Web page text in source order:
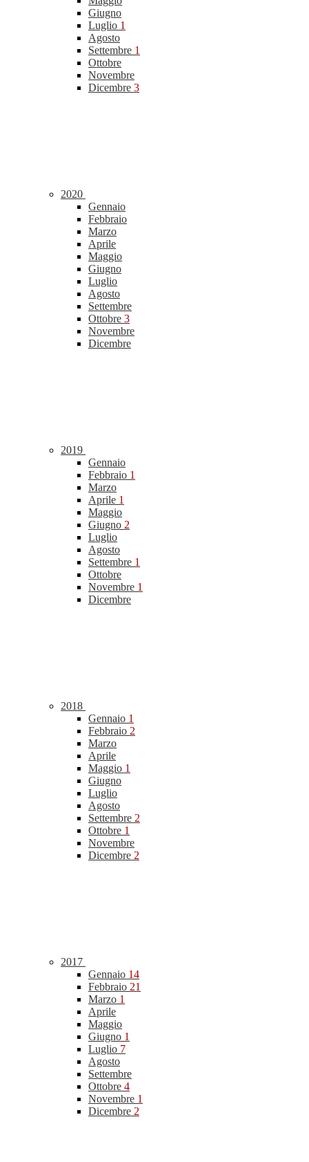
Giugno
Luglio 1
Agosto
Settembre 1
Ottobre
Novembre
Dicembre 3
2020
Gennaio
Febbraio
Marzo
Aprile
Maggio
Giugno
Luglio
Agosto
Settembre
Ottobre 3
Novembre
Dicembre
2019
Gennaio
Febbraio 1
Marzo
Aprile 1
Maggio
Giugno 2
Luglio
Agosto
Settembre 1
Ottobre
Novembre 1
Dicembre
2018
Gennaio 1
Febbraio 2
Marzo
Aprile
Maggio 1
Giugno
Luglio
Agosto
Settembre 2
Ottobre 1
Novembre
Dicembre 2
2017
Gennaio 14
Febbraio 21
Marzo 1
Aprile
Maggio
Giugno 1
Luglio 7
Agosto
Settembre
Ottobre 4
Novembre 1
Dicembre 2